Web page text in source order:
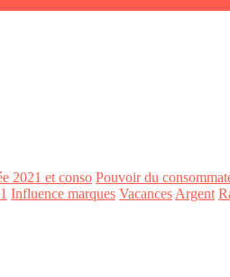
2021 et conso Pouvoir du
Influence marques Vacances Argent